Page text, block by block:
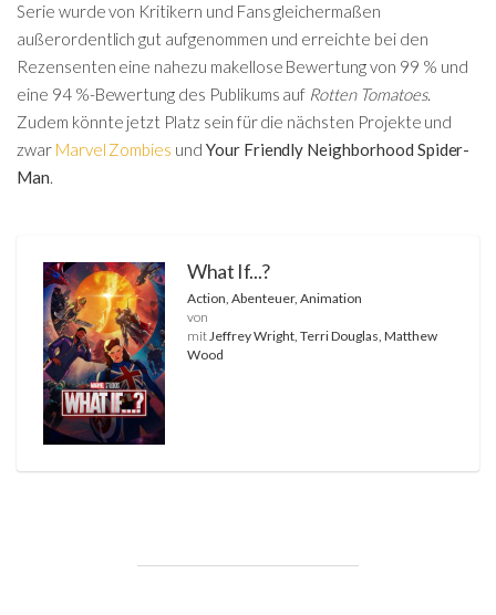
Serie wurde von Kritikern und Fans gleichermaßen
außerordentlich gut aufgenommen und erreichte bei den
Rezensenten eine nahezu makellose Bewertung von 99 % und
eine 94 %-Bewertung des Publikums auf Rotten Tomatoes.
Zudem könnte jetzt Platz sein für die nächsten Projekte und
zwar Marvel Zombies und Your Friendly Neighborhood Spider-
Man.
What If...?
Action, Abenteuer, Animation
von
mitJeffrey Wright, Terri Douglas, Matthew
Wood